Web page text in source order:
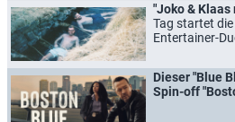
"Joko & Klaas
Tag startet
Entertainer-
Dieser "Blue
Spin-off